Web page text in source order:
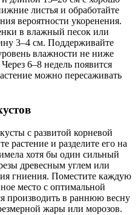
листья и обработайте
вероятности укоренения.
в влажный песок или
3–4 см. Поддерживайте
влажности не ниже
6–8 недель появится
можно пересаживать
с развитой корневой
растение и разделите его на
хотя бы один сильный
древесным углем или
гниения. Поместите каждую
место с оптимальной
производить в раннюю весну
жары или морозов.